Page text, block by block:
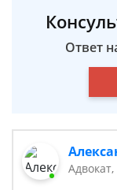
Ответ